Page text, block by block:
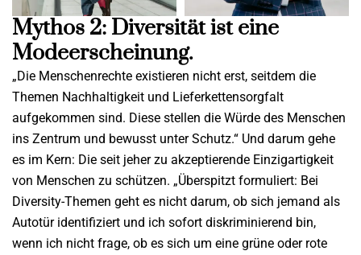
Mythos 2: Diversität ist eine
Modeerscheinung.
„Die Menschenrechte existieren nicht erst, seitdem die
Themen Nachhaltigkeit und Lieferkettensorgfalt
aufgekommen sind. Diese stellen die Würde des Menschen
ins Zentrum und bewusst unter Schutz.“ Und darum gehe
es im Kern: Die seit jeher zu akzeptierende Einzigartigkeit
von Menschen zu schützen. „Überspitzt formuliert: Bei
Diversity-Themen geht es nicht darum, ob sich jemand als
Autotür identifiziert und ich sofort diskriminierend bin,
wenn ich nicht frage, ob es sich um eine grüne oder rote